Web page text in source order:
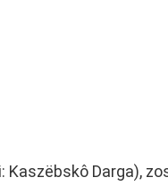
Kaszëbskô Darga),